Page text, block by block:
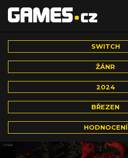
SWITCH
ŽÁNR
2024
BŘEZEN
HODNOCENÍ